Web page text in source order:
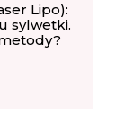
Lipo):
sylwetki.